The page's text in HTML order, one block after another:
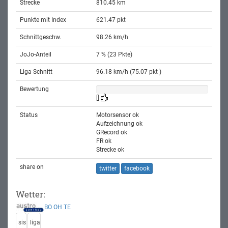
Strecke 810.45 km
Punkte mit Index 621.47 pkt
Schnittgeschw. 98.26 km/h
JoJo-Anteil 7 % (23 Pkte)
Liga Schnitt 96.18 km/h (75.07 pkt )
Bewertung
Status
Motorsensor ok
Aufzeichnung ok
GRecord ok
FR ok
Strecke ok
share on twitter facebook
Wetter:
BO OH TE
sis liga